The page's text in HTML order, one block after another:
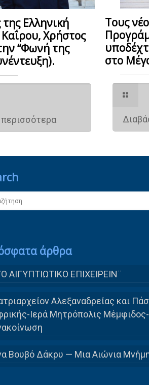
Ελληνική
Χρήστος
“Φωνή της
Τους
στο
άρθρα
ΑΙΓΥΠΤΙΩΤΙΚΟ ΕΠΙΧΕΙΡΕΙΝ¨
Αλεξαναδρείας και
Ιερά Μητρόπολις Μέμφιδος-
Βουβό Δάκρυ — Μια Αιώνια